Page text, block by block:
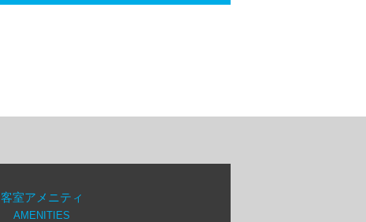
客室アメニティ
AMENITIES